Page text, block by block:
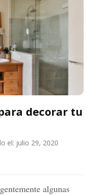
decorar tu
el: julio 29, 2020
algunas